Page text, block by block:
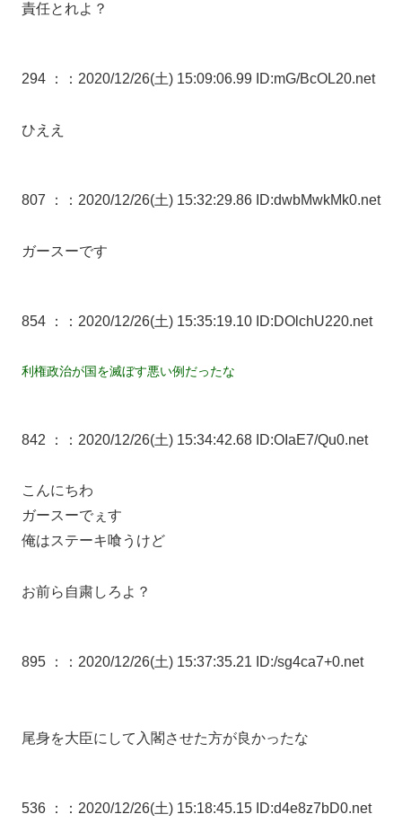
責任とれよ？
294 ： ：2020/12/26(土) 15:09:06.99 ID:mG/BcOL20.net
ひええ
807 ： ：2020/12/26(土) 15:32:29.86 ID:dwbMwkMk0.net
ガースーです
854 ： ：2020/12/26(土) 15:35:19.10 ID:DOlchU220.net
利権政治が国を滅ぼす悪い例だったな
842 ： ：2020/12/26(土) 15:34:42.68 ID:OIaE7/Qu0.net
こんにちわ
ガースーでぇす
俺はステーキ喰うけど
お前ら自粛しろよ？
895 ： ：2020/12/26(土) 15:37:35.21 ID:/sg4ca7+0.net
尾身を大臣にして入閣させた方が良かったな
536 ： ：2020/12/26(土) 15:18:45.15 ID:d4e8z7bD0.net